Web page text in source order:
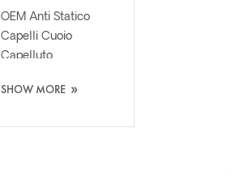
OEM Anti Statico
Capelli Cuoio
Capelluto
Shampoo Lavaggio
SHOW MORE »